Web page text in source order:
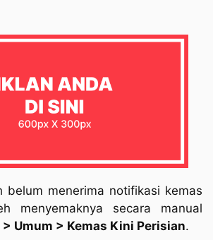
belum menerima notifikasi kemas
menyemaknya secara manual
Umum > Kemas Kini Perisian.